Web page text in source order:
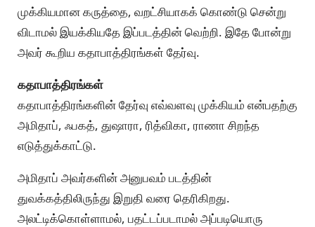
முக்கியமான கருத்தை, வறட்சியாகக் கொண்டு சென்று
விடாமல் இயக்கியதே இப்படத்தின் வெற்றி. இதே போன்று
அவர் கூறிய கதாபாத்திரங்கள் தேர்வு.
கதாபாத்திரங்கள்
கதாபாத்திரங்களின் தேர்வு எவ்வளவு முக்கியம் என்பதற்கு
அமிதாப், ஃபகத், துஷாரா, ரித்விகா, ராணா சிறந்த
எடுத்துக்காட்டு.
அமிதாப் அவர்களின் அனுபவம் படத்தின்
துவக்கத்திலிருந்து இறுதி வரை தெரிகிறது.
அலட்டிக்கொள்ளாமல், பதட்டப்படாமல் அப்படியொரு